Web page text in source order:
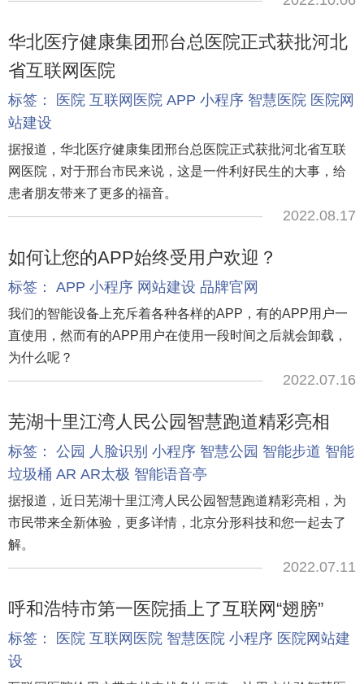
华北医疗健康集团邢台总医院正式获批河北
省互联网医院
标签： 医院 互联网医院 APP 小程序 智慧医院 医院网
站建设
据报道，华北医疗健康集团邢台总医院正式获批河北省互联
网医院，对于邢台市民来说，这是一件利好民生的大事，给
患者朋友带来了更多的福音。
2022.08.17
如何让您的APP始终受用户欢迎？
标签： APP 小程序 网站建设 品牌官网
我们的智能设备上充斥着各种各样的APP，有的APP用户一
直使用，然而有的APP用户在使用一段时间之后就会卸载，
为什么呢？
2022.07.16
芜湖十里江湾人民公园智慧跑道精彩亮相
标签： 公园 人脸识别 小程序 智慧公园 智能步道 智能
垃圾桶 AR AR太极 智能语音亭
据报道，近日芜湖十里江湾人民公园智慧跑道精彩亮相，为
市民带来全新体验，更多详情，北京分形科技和您一起去了
解。
2022.07.11
呼和浩特市第一医院插上了互联网“翅膀”
标签： 医院 互联网医院 智慧医院 小程序 医院网站建
设